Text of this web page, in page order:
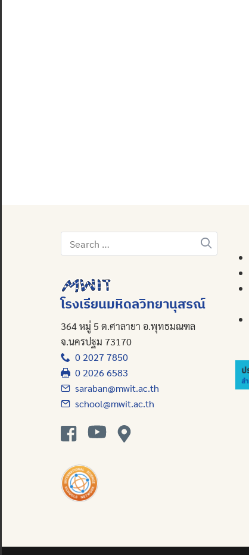
Search
for:
โรงเรียนมหิดลวิทยานุสรณ์
364 หมู่ 5 ต.ศาลายา อ.พุทธมณฑล
จ.นครปฐม 73170
0 2027 7850
0 2026 6583
saraban@mwit.ac.th
school@mwit.ac.th